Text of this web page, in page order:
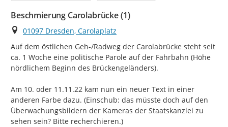
Beschmierung Carolabrücke (1)
Ort
01097 Dresden, Carolaplatz
Auf dem östlichen Geh-/Radweg der Carolabrücke steht seit
ca. 1 Woche eine politische Parole auf der Fahrbahn (Höhe
nördlichem Beginn des Brückengeländers).
Am 10. oder 11.11.22 kam nun ein neuer Text in einer
anderen Farbe dazu. (Einschub: das müsste doch auf den
Überwachungsbildern der Kameras der Staatskanzlei zu
sehen sein? Bitte recherchieren.)